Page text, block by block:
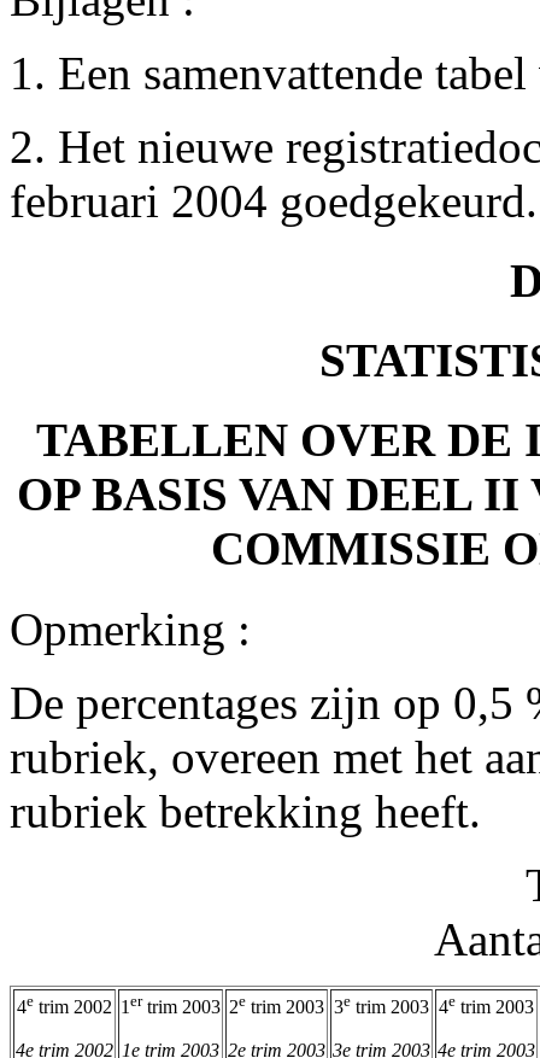
1. Een samenvattende
2. Het nieuwe
februari 2004 goedgekeurd.
TABELLEN OVER
OP BASIS VAN DEEL
COMMISSIE
Opmerking :
De percentages zijn op 0,5
rubriek, overeen met het
rubriek betrekking heeft.
4e trim 2002
4e trim 2002
1 ertrim 2003
1e trim 2003
2e trim 2003
2e trim 2003
3e trim 2003
3e trim 2003
4e trim 2003
4e trim 2003